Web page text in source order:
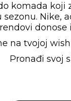
RATE do 12 rata
besplatno
komada
Nike,
donose
na tvojoj
Pronađi svoj